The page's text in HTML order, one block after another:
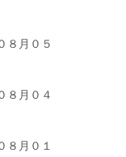
８月０５
８月０４
８月０１